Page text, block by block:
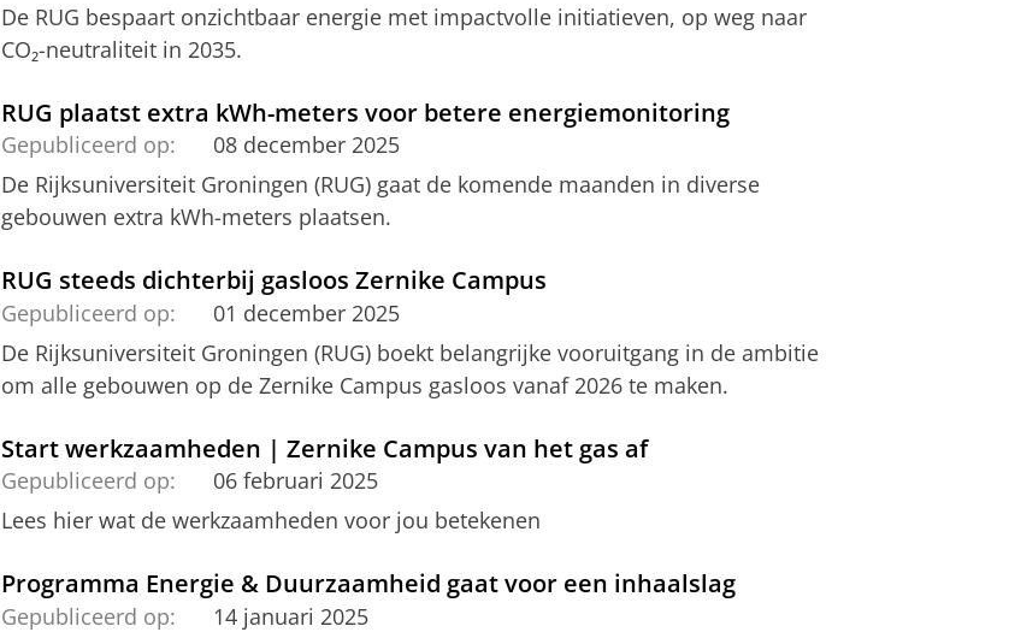
De RUG bespaart onzichtbaar energie met impactvolle initiatieven, op weg naar
CO₂-neutraliteit in 2035.
RUG plaatst extra kWh-meters voor betere energiemonitoring
Gepubliceerd op:
08 december 2025
De Rijksuniversiteit Groningen (RUG) gaat de komende maanden in diverse
gebouwen extra kWh-meters plaatsen.
RUG steeds dichterbij gasloos Zernike Campus
Gepubliceerd op:
01 december 2025
De Rijksuniversiteit Groningen (RUG) boekt belangrijke vooruitgang in de ambitie
om alle gebouwen op de Zernike Campus gasloos vanaf 2026 te maken.
Start werkzaamheden | Zernike Campus van het gas af
Gepubliceerd op:
06 februari 2025
Lees hier wat de werkzaamheden voor jou betekenen
Programma Energie & Duurzaamheid gaat voor een inhaalslag
Gepubliceerd op:
14 januari 2025